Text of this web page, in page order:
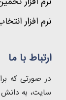
نرم افزار
ارتباط با ما
در صورتی که
سایت، به دانش